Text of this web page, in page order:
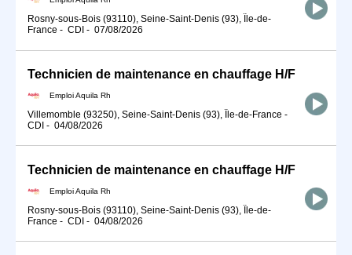
Rosny-sous-Bois (93110), Seine-Saint-Denis (93), Île-de-
France - CDI - 07/08/2026
Technicien de maintenance en chauffage H/F
Emploi Aquila Rh
Villemomble (93250), Seine-Saint-Denis (93), Île-de-France -
CDI - 04/08/2026
Technicien de maintenance en chauffage H/F
Emploi Aquila Rh
Rosny-sous-Bois (93110), Seine-Saint-Denis (93), Île-de-
France - CDI - 04/08/2026